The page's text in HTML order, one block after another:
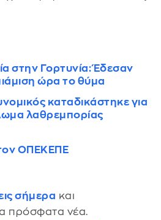
στην Γορτυνία: Έδεσαν
ώρα το θύμα
καταδικάστηκε για
λαθρεμπορίας
ΟΠΕΚΕΠΕ
σήμερα και
πρόσφατα νέα.